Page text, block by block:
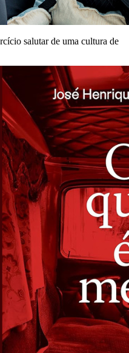
salutar de uma cultura de